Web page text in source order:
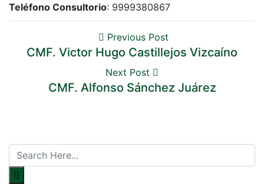
Teléfono Consultorio: 9999380867
Previous Post
CMF. Victor Hugo Castillejos Vizcaíno
Next Post
CMF. Alfonso Sánchez Juárez